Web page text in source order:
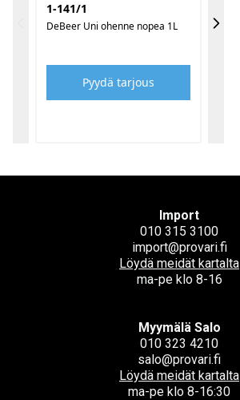
1-141/1
DeBeer Uni ohenne nopea 1L
Pyydä tarjous
Import
010 315 3100
import@provari.fi
Löydä meidät kartalta
ma-pe klo 8-16
Myymälä Salo
010 323 4210
salo@provari.fi
Löydä meidät kartalta
ma-pe klo 8-16:30